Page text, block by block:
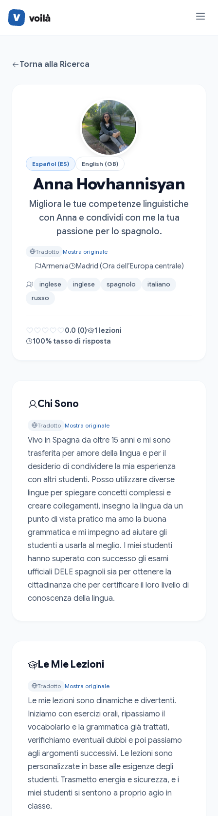
Torna alla Ricerca
Español (ES) English (GB)
Anna Hovhannisyan
Migliora le tue competenze linguistiche
con Anna e condividi con me la tua
passione per lo spagnolo.
Tradotto Mostra originale
Armenia Madrid (Ora dell’Europa centrale)
inglese inglese spagnolo
italiano
russo
0.0 (0)
1 lezioni
100% tasso di risposta
Chi Sono
Tradotto Mostra originale
Vivo in Spagna da oltre 15 anni e mi sono
trasferita per amore della lingua e per il
desiderio di condividere la mia esperienza
con altri studenti. Posso utilizzare diverse
lingue per spiegare concetti complessi e
creare collegamenti, insegno la lingua da un
punto di vista pratico ma amo la buona
grammatica e mi impegno ad aiutare gli
studenti a usarla al meglio. I miei studenti
hanno superato con successo gli esami
ufficiali DELE spagnoli sia per ottenere la
cittadinanza che per certificare il loro livello di
conoscenza della lingua.
Le Mie Lezioni
Tradotto Mostra originale
Le mie lezioni sono dinamiche e divertenti.
Iniziamo con esercizi orali, ripassiamo il
vocabolario e la grammatica già trattati,
verifichiamo eventuali dubbi e poi passiamo
agli argomenti successivi. Le lezioni sono
personalizzate in base alle esigenze degli
studenti. Trasmetto energia e sicurezza, e i
miei studenti si sentono a proprio agio in
classe.